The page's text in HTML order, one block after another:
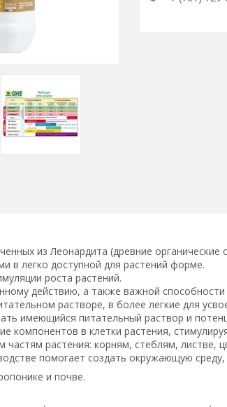
из Леонардита (древние
в легко доступной для растений форме.
роста растений.
действию, а также важной
растворе, в более легкие для
имеющийся питательный раствор и
компонентов в клетки растения,
частям растения: корням, стеблям, листве,
помогает создать окружающую
и почве.